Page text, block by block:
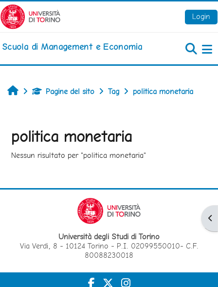
Vai al contenuto principale
Login
Scuola di Management e Economia
HomePagine del sito Tag politica monetaria
politica monetaria
Nessun risultato per "politica monetaria"
Università degli Studi di Torino
Via Verdi, 8 - 10124 Torino - P.I. 02099550010- C.F.
80088230018